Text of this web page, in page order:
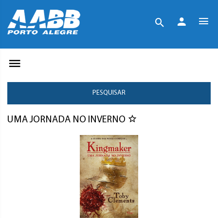
PESQUISAR
UMA JORNADA NO INVERNO